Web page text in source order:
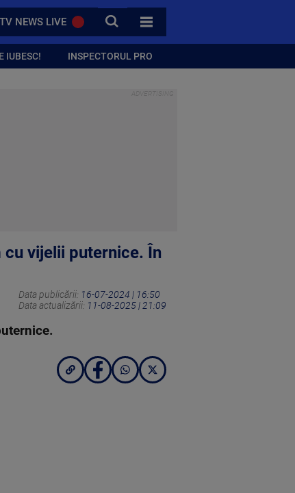
NEWS LIVE CAUTA
TOATE CATEGORIILE
IUBESC! INSPECTORUL PRO
vijelii puternice. În
Data publicării: 16-07-2024 | 16:50
Data actualizării: 11-08-2025 | 21:09